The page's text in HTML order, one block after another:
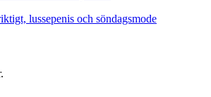
lussepenis och söndagsmode